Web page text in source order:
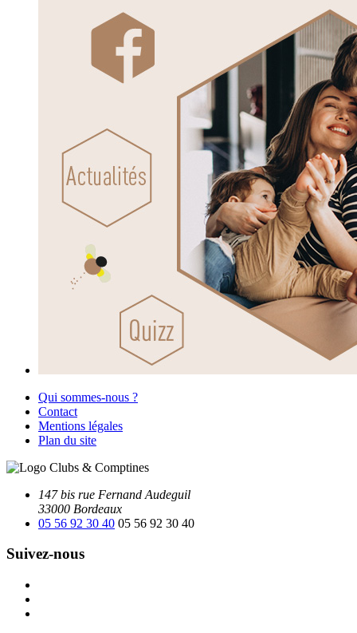
Qui sommes-nous ?
Contact
Mentions légales
Plan du site
147 bis rue Fernand Audeguil
33000 Bordeaux
05 56 92 30 40 05 56 92 30 40
Suivez-nous